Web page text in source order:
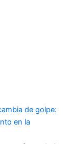
de golpe:
en la